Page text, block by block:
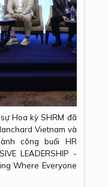
Hoa kỳ SHRM đã
Vietnam và
công buổi HR
LEADERSHIP -
Where Everyone